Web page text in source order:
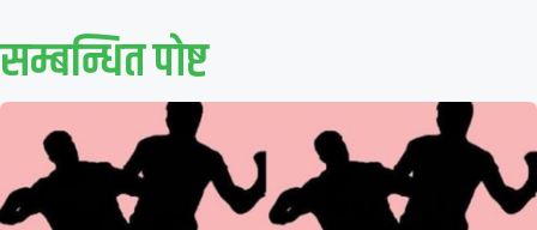
सम्बन्धित पाेष्ट